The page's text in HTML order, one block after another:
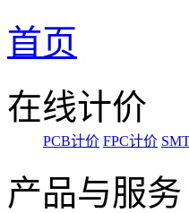
首页
在线计价
PCB计价 FPC计价
产品与服务